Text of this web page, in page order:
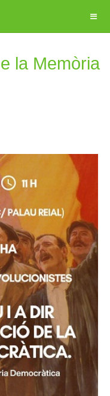
la Memòria